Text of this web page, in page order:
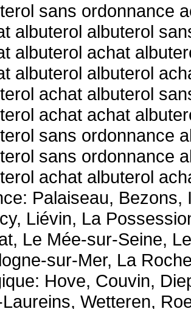
sans ordonnance
albuterol albuterol
albuterol achat
albuterol albuterol
achat albuterol
achat achat
sans ordonnance
sans ordonnance
achat albuterol
Palaiseau, Bezons,
Liévin, La
Le Mée-sur-Seine,
sur-Mer, La
Hove, Couvin,
Wetteren,